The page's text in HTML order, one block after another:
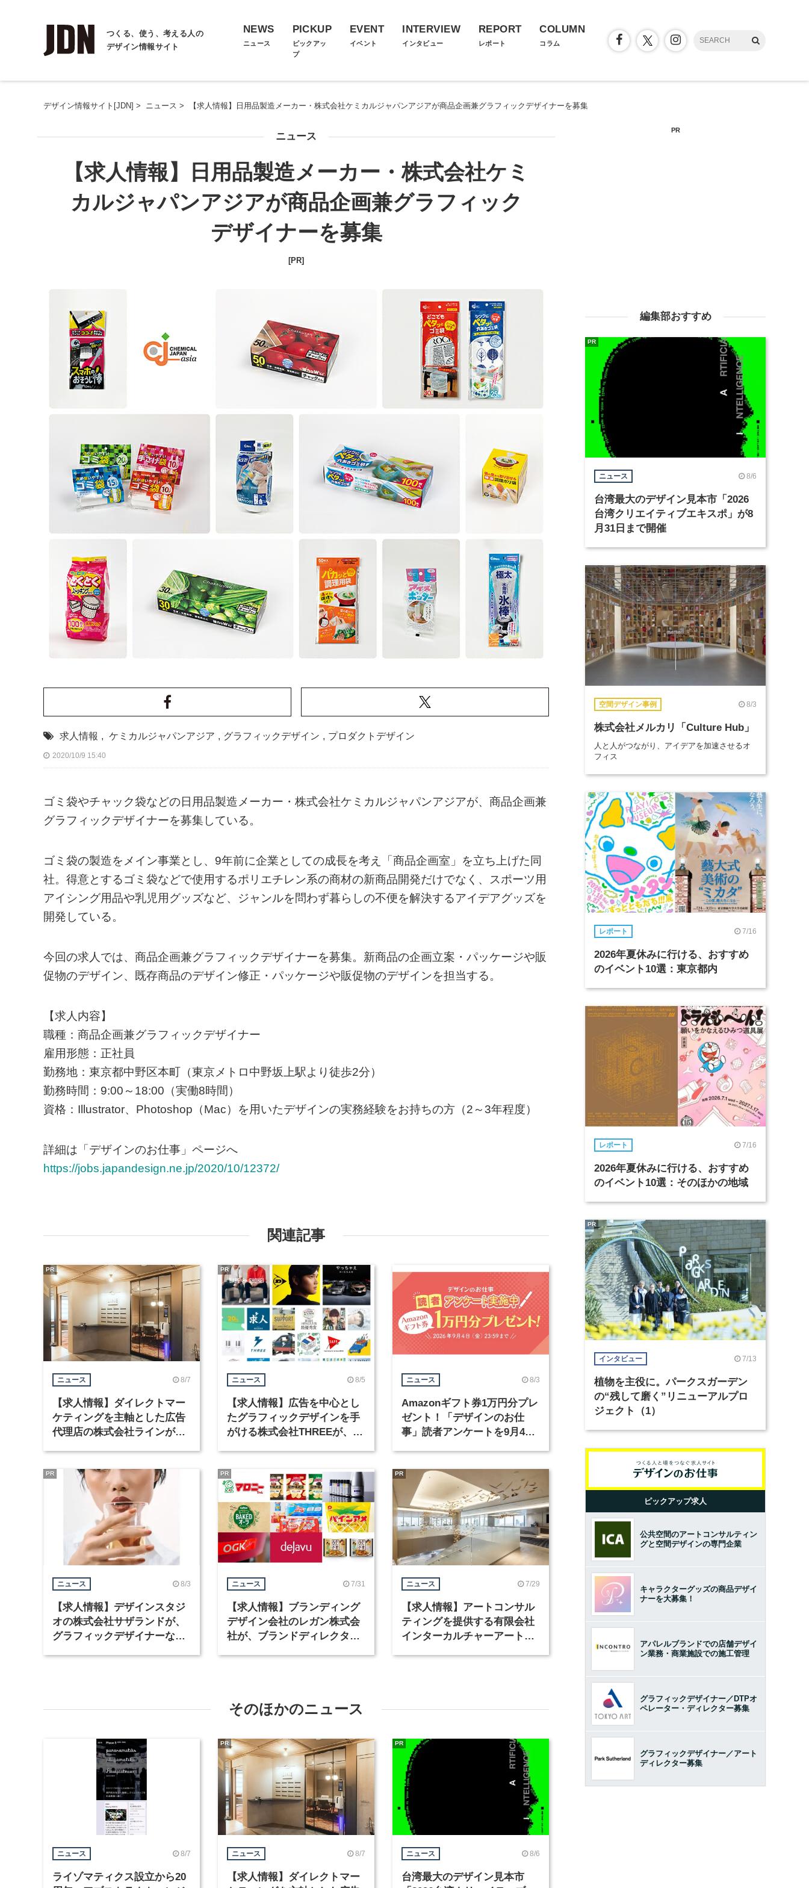
つくる、使う、考える人の
デザイン情報サイト
NEWS
ニュース
PICKUP
ピックアッ
プ
EVENT
イベント
INTERVIEW
インタビュー
REPORT
レポート
COLUMN
コラム
デザイン情報サイト[JDN] > ニュース > 【求人情報】日用品製造メーカー・株式会社ケミカルジャパンアジアが商品企画兼グラフィックデザイナーを募集
ニュース
【求人情報】日用品製造メーカー・株式会社ケミ
カルジャパンアジアが商品企画兼グラフィック
デザイナーを募集
[PR]
求人情報 , ケミカルジャパンアジア , グラフィックデザイン , プロダクトデザイン
2020/10/9 15:40
ゴミ袋やチャック袋などの日用品製造メーカー・株式会社ケミカルジャパンアジアが、商品企画兼
グラフィックデザイナーを募集している。
ゴミ袋の製造をメイン事業とし、9年前に企業としての成長を考え「商品企画室」を立ち上げた同
社。得意とするゴミ袋などで使用するポリエチレン系の商材の新商品開発だけでなく、スポーツ用
アイシング用品や乳児用グッズなど、ジャンルを問わず暮らしの不便を解決するアイデアグッズを
開発している。
今回の求人では、商品企画兼グラフィックデザイナーを募集。新商品の企画立案・パッケージや販
促物のデザイン、既存商品のデザイン修正・パッケージや販促物のデザインを担当する。
【求人内容】
職種：商品企画兼グラフィックデザイナー
雇用形態：正社員
勤務地：東京都中野区本町（東京メトロ中野坂上駅より徒歩2分）
勤務時間：9:00～18:00（実働8時間）
資格：Illustrator、Photoshop（Mac）を用いたデザインの実務経験をお持ちの方（2～3年程度）
詳細は「デザインのお仕事」ページへ
https://jobs.japandesign.ne.jp/2020/10/12372/
関連記事
ニュース 8/7
【求人情報】ダイレクトマー
ケティングを主軸とした広告
代理店の株式会社ラインが、
PR
ニュース 8/5
【求人情報】広告を中心とし
たグラフィックデザインを手
がける株式会社THREEが、グ
PR
ニュース 8/3
Amazonギフト券1万円分プレ
ゼント！「デザインのお仕
事」読者アンケートを9月4日
ニュース 8/3
【求人情報】デザインスタジ
オの株式会社サザランドが、
グラフィックデザイナーなど2
PR
ニュース 7/31
【求人情報】ブランディング
デザイン会社のレガン株式会
社が、ブランドディレクター
PR
ニュース 7/29
【求人情報】アートコンサル
ティングを提供する有限会社
インターカルチャーアート
PR
そのほかのニュース
ニュース 8/7
ライゾマティクス設立から20
ニュース 8/7
【求人情報】ダイレクトマー
PR
ニュース 8/6
台湾最大のデザイン見本市
PR
PR
編集部おすすめ
ニュース 8/6
台湾最大のデザイン見本市「2026
台湾クリエイティブエキスポ」が8
月31日まで開催
PR
空間デザイン事例 8/3
株式会社メルカリ「Culture Hub」
人と人がつながり、アイデアを加速させるオ
フィス
レポート 7/16
2026年夏休みに行ける、おすすめ
のイベント10選：東京都内
レポート 7/16
2026年夏休みに行ける、おすすめ
のイベント10選：そのほかの地域
インタビュー 7/13
植物を主役に。パークスガーデン
の“残して磨く”リニューアルプロ
ジェクト（1）
PR
ピックアップ求人
公共空間のアートコンサルティン
グと空間デザインの専門企業
キャラクターグッズの商品デザイ
ナーを大募集！
アパレルブランドでの店舗デザイ
ン業務・商業施設での施工管理
グラフィックデザイナー／DTPオ
ペレーター・ディレクター募集
グラフィックデザイナー／アート
ディレクター募集